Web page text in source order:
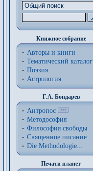
Книжное собрание
Авторы и книги
Тематический каталог
Поэзия
Астрология
Г.А. Бондарев
Антропос
Методософия
Философия cвободы
Священное писание
Die Methodologie...
Печати планет